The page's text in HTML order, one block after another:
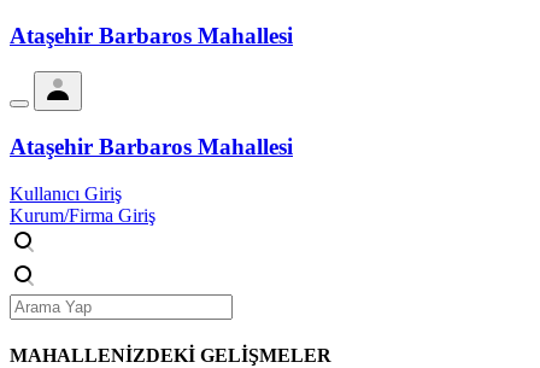
Ataşehir Barbaros Mahallesi
Ataşehir Barbaros Mahallesi
Kullanıcı Giriş
Kurum/Firma Giriş
MAHALLENİZDEKİ GELİŞMELER